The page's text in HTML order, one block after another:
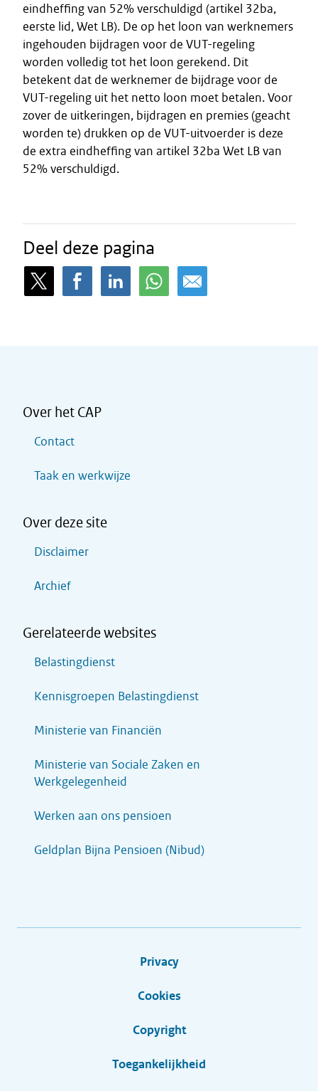
eindheffing van 52% verschuldigd (artikel 32ba,
eerste lid, Wet LB). De op het loon van werknemers
ingehouden bijdragen voor de VUT-regeling
worden volledig tot het loon gerekend. Dit
betekent dat de werknemer de bijdrage voor de
VUT-regeling uit het netto loon moet betalen. Voor
zover de uitkeringen, bijdragen en premies (geacht
worden te) drukken op de VUT-uitvoerder is deze
de extra eindheffing van artikel 32ba Wet LB van
52% verschuldigd.
Deel deze pagina
Over het CAP
Contact
Taak en werkwijze
Over deze site
Disclaimer
Archief
Gerelateerde websites
Belastingdienst
Kennisgroepen Belastingdienst
Ministerie van Financiën
Ministerie van Sociale Zaken en
Werkgelegenheid
Werken aan ons pensioen
Geldplan Bijna Pensioen (Nibud)
Privacy
Cookies
Copyright
Toegankelijkheid